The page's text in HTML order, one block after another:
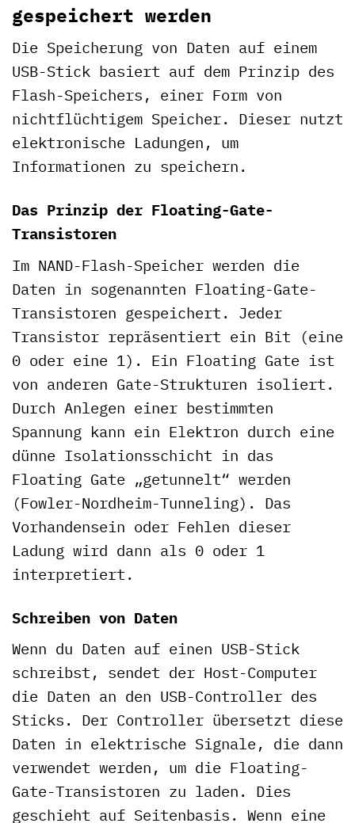
gespeichert werden
Die Speicherung von Daten auf einem
USB-Stick basiert auf dem Prinzip des
Flash-Speichers, einer Form von
nichtflüchtigem Speicher. Dieser nutzt
elektronische Ladungen, um
Informationen zu speichern.
Das Prinzip der Floating-Gate-
Transistoren
Im NAND-Flash-Speicher werden die
Daten in sogenannten Floating-Gate-
Transistoren gespeichert. Jeder
Transistor repräsentiert ein Bit (eine
0 oder eine 1). Ein Floating Gate ist
von anderen Gate-Strukturen isoliert.
Durch Anlegen einer bestimmten
Spannung kann ein Elektron durch eine
dünne Isolationsschicht in das
Floating Gate „getunnelt“ werden
(Fowler-Nordheim-Tunneling). Das
Vorhandensein oder Fehlen dieser
Ladung wird dann als 0 oder 1
interpretiert.
Schreiben von Daten
Wenn du Daten auf einen USB-Stick
schreibst, sendet der Host-Computer
die Daten an den USB-Controller des
Sticks. Der Controller übersetzt diese
Daten in elektrische Signale, die dann
verwendet werden, um die Floating-
Gate-Transistoren zu laden. Dies
geschieht auf Seitenbasis. Wenn eine